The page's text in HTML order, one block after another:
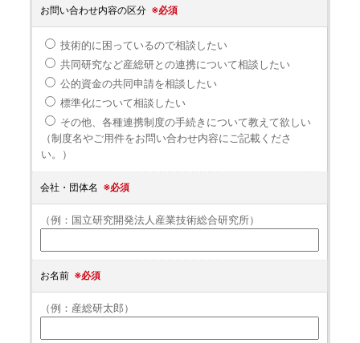
お問い合わせ内容の区分 ※必須
技術的に困っているので相談したい
共同研究など産総研との連携について相談したい
公的資金の共同申請を相談したい
標準化について相談したい
その他、各種連携制度の手続きについて教えて欲しい
（制度名やご用件をお問い合わせ内容にご記載くださ
い。）
会社・団体名 ※必須
（例：国立研究開発法人産業技術総合研究所）
お名前 ※必須
（例：産総研太郎）